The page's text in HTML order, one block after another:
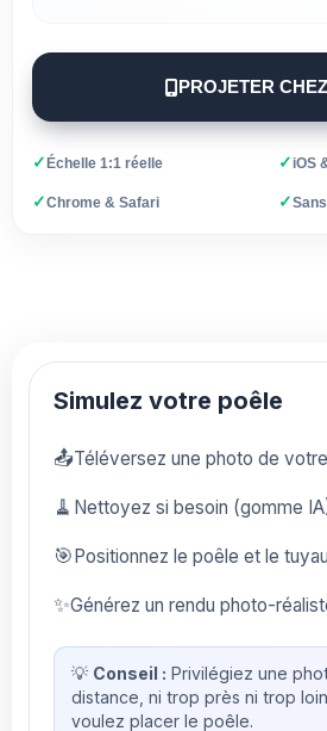
PROJETER
✓Échelle 1:1 réelle ✓iOS
✓Chrome & Safari ✓
Simulez votre poêle
📤Téléversez une photo de
🧹 Nettoyez si besoin (gomme
🎯Positionnez le poêle et le tuyau
✨Générez un rendu photo-
💡 Conseil : Privilégiez une
distance, ni trop près ni trop
voulez placer le poêle.